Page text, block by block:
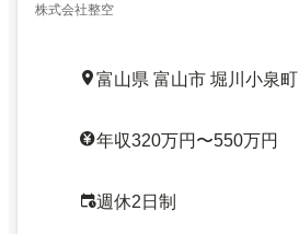
株式会社整空
富山県 富山市 堀川小泉町
年収320万円〜550万円
週休2日制